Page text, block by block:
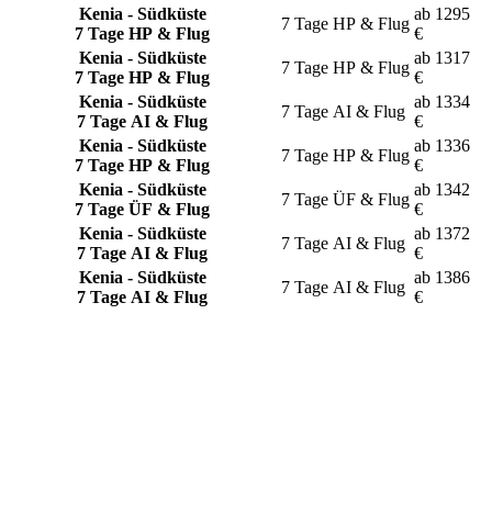
Kenia - Südküste
7 Tage HP & Flug
7 Tage HP & Flug
ab 1295
€
Kenia - Südküste
7 Tage HP & Flug
7 Tage HP & Flug
ab 1317
€
Kenia - Südküste
7 Tage AI & Flug
7 Tage AI & Flug
ab 1334
€
Kenia - Südküste
7 Tage HP & Flug
7 Tage HP & Flug
ab 1336
€
Kenia - Südküste
7 Tage ÜF & Flug
7 Tage ÜF & Flug
ab 1342
€
Kenia - Südküste
7 Tage AI & Flug
7 Tage AI & Flug
ab 1372
€
Kenia - Südküste
7 Tage AI & Flug
7 Tage AI & Flug
ab 1386
€